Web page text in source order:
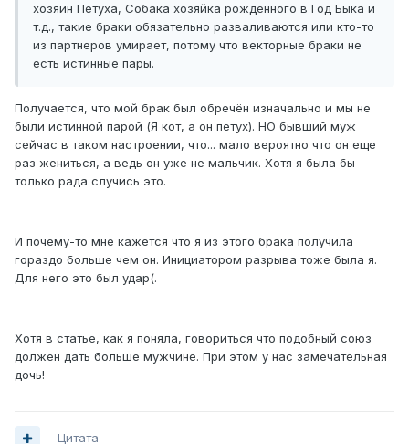
хозяин Петуха, Собака хозяйка рожденного в Год Быка и
т.д., такие браки обязательно разваливаются или кто-то
из партнеров умирает, потому что векторные браки не
есть истинные пары.
Получается, что мой брак был обречён изначально и мы не
были истинной парой (Я кот, а он петух). НО бывший муж
сейчас в таком настроении, что... мало вероятно что он еще
раз жениться, а ведь он уже не мальчик. Хотя я была бы
только рада случись это.
И почему-то мне кажется что я из этого брака получила
гораздо больше чем он. Инициатором разрыва тоже была я.
Для него это был удар(.
Хотя в статье, как я поняла, говориться что подобный союз
должен дать больше мужчине. При этом у нас замечательная
дочь!
Цитата